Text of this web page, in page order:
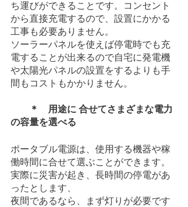
ち運びができることです。コンセント
から直接充電するので、設置にかかる
工事も必要ありません。
ソーラーパネルを使えば停電時でも充
電することが出来るので自宅に発電機
や太陽光パネルの設置をするよりも手
間もコストもかかりません。
＊　用途に 合せてさまざまな電力
の容量を選べる
ポータブル電源は、使用する機器や稼
働時間に合せて選ぶことができます。
実際に災害が起き、長時間の停電があ
ったとします、
夜間であるなら、まず灯りが必要です